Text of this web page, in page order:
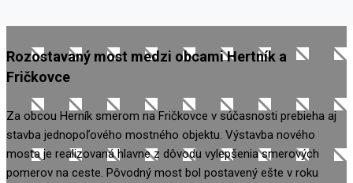
Rozostavaný most medzi obcami Hertník a
Fričkovce
Za obcou Herník smerom na Fričkovce v súčasnosti prebieha aj
stavba jednopoľového mostného objektu. Výstavba nového
mosta je realizovaná hlavne z dôvodu vylepšenia smerových
pomerov na ceste. Pôvodný most bol postavený ešte v roku